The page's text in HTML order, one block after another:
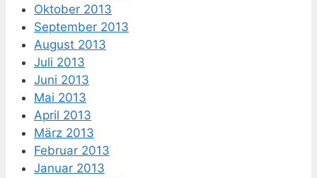
Oktober 2013
September 2013
August 2013
Juli 2013
Juni 2013
Mai 2013
April 2013
März 2013
Februar 2013
Januar 2013